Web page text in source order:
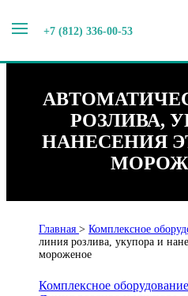
+7 (812) 336-00-53
РОЗЛИВА,
НАНЕСЕНИЯ
Главная > Комплексное
линия розлива, укупора и
мороженое
Комплексное оборудование